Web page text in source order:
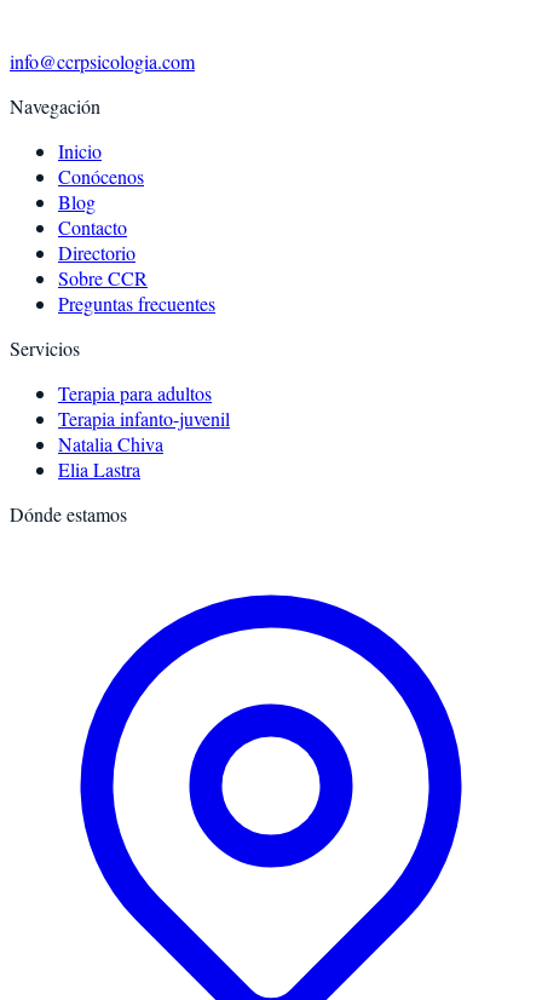
info@ccrpsicologia.com
Navegación
Inicio
Conócenos
Blog
Contacto
Directorio
Sobre CCR
Preguntas frecuentes
Servicios
Terapia para adultos
Terapia infanto-juvenil
Natalia Chiva
Elia Lastra
Dónde estamos